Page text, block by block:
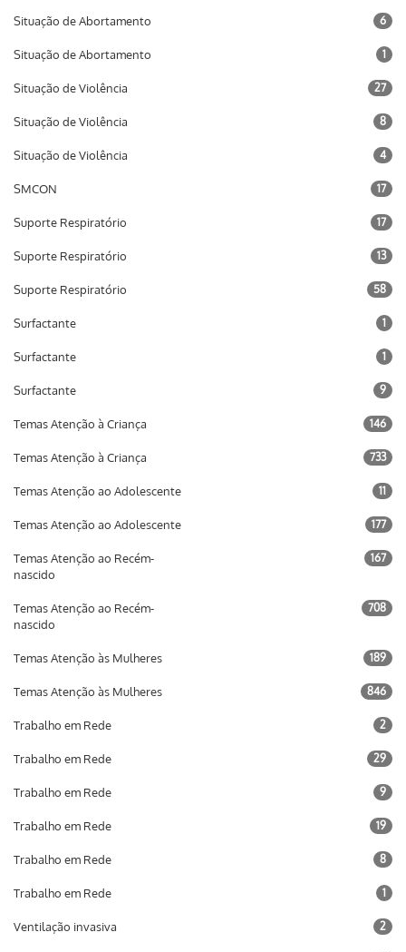
Situação de Abortamento 6
Situação de Abortamento 1
Situação de Violência 27
Situação de Violência 8
Situação de Violência 4
SMCON 17
Suporte Respiratório 17
Suporte Respiratório 13
Suporte Respiratório 58
Surfactante 1
Surfactante 1
Surfactante 9
Temas Atenção à Criança 146
Temas Atenção à Criança 733
Temas Atenção ao Adolescente 11
Temas Atenção ao Adolescente 177
Temas Atenção ao Recém-
nascido
167
Temas Atenção ao Recém-
nascido
708
Temas Atenção às Mulheres 189
Temas Atenção às Mulheres 846
Trabalho em Rede 2
Trabalho em Rede 29
Trabalho em Rede 9
Trabalho em Rede 19
Trabalho em Rede 8
Trabalho em Rede 1
Ventilação invasiva 2